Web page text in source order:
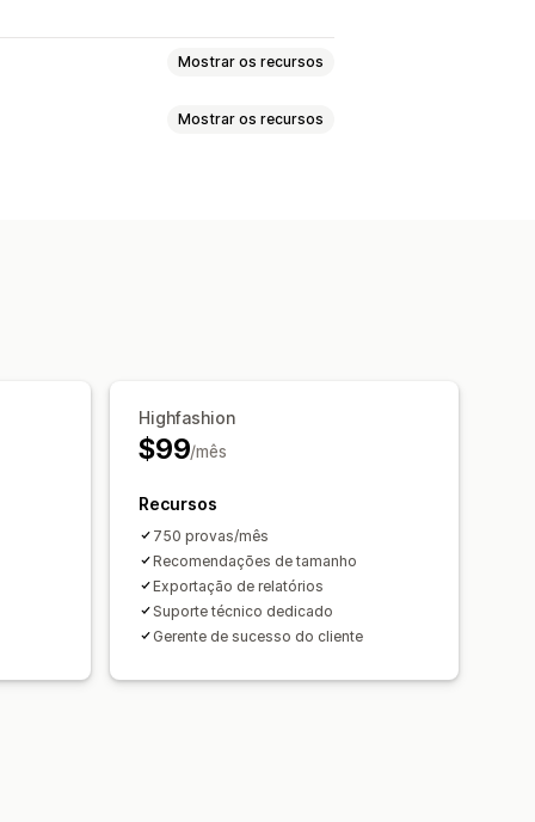
Mostrar os recursos
Mostrar os recursos
Highfashion
$99/mês
Recursos
750 provas/mês
Recomendações de tamanho
Exportação de relatórios
Suporte técnico dedicado
Gerente de sucesso do cliente